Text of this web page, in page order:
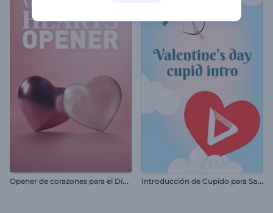
O
pener de corazones para el Día de San Valentín I
ntroducción de Cupido para San Valentín